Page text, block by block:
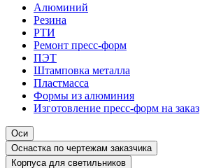
Алюминий
Резина
РТИ
Ремонт пресс-форм
ПЭТ
Штамповка металла
Пластмасса
Формы из алюминия
Изготовление пресс-форм на заказ
Оси
Оснастка по чертежам заказчика
Корпуса для светильников